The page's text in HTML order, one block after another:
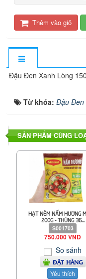
Thêm vào giỏ
Đậu Đen Xanh Lòng
Từ khóa: Đậu Đen
SẢN PHẨM CÙNG
HẠT NÊM NẤM HƯƠNG
200G - THÙNG 36...
S001703
750.000 VND
So sánh
ĐẶT HÀNG
Yêu thích